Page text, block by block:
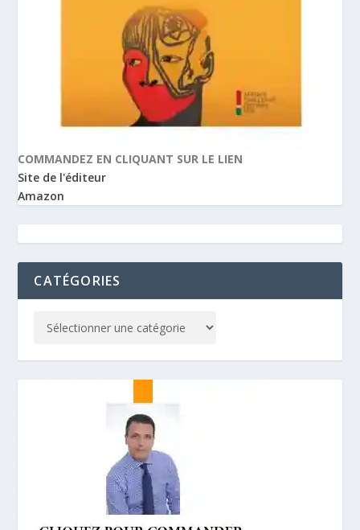
COMMANDEZ EN CLIQUANT SUR LE LIEN
Site de l'éditeur
Amazon
CATÉGORIES